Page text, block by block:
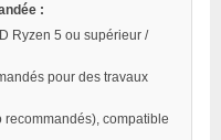
:
Ryzen 5 ou supérieur /
pour des travaux
recommandés), compatible